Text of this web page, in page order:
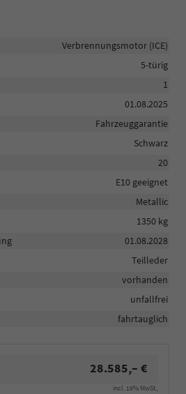
Verbrennungsmotor (ICE)
5-türig
1
01.08.2025
Fahrzeuggarantie
Schwarz
20
E10 geeignet
Metallic
1350 kg
01.08.2028
Teilleder
vorhanden
unfallfrei
fahrtauglich
28.585,– €
incl. 19% MwSt.,